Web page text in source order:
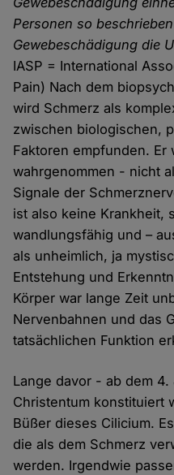
Personen so
Gewebeschädigung die
IASP = International
Pain) Nach dem
wird Schmerz als
zwischen biologischen,
Faktoren empfunden. Er
wahrgenommen - nicht
Signale der
ist also keine Krankheit,
wandlungsfähig und –
als unheimlich, ja
Entstehung und
Körper war lange Zeit
Nervenbahnen und das
tatsächlichen Funktion
Lange davor - ab dem
Christentum konstituiert
Büßer dieses Cilicium.
die als dem Schmerz
werden. Irgendwie